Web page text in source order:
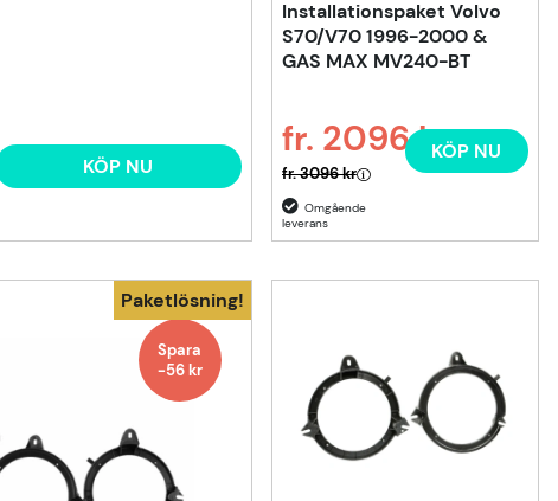
KÖP NU
Installationspaket Volvo
S70/V70 1996-2000 &
GAS MAX MV240-BT
fr. 2096 kr
Ordinarie pris:
fr. 3096 kr
KÖP NU
Paketlösning!
Spara
-56 kr